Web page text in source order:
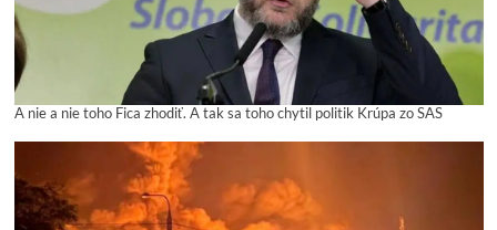
A nie a nie toho Fica zhodiť. A tak sa toho chytil politik Krúpa zo SAS